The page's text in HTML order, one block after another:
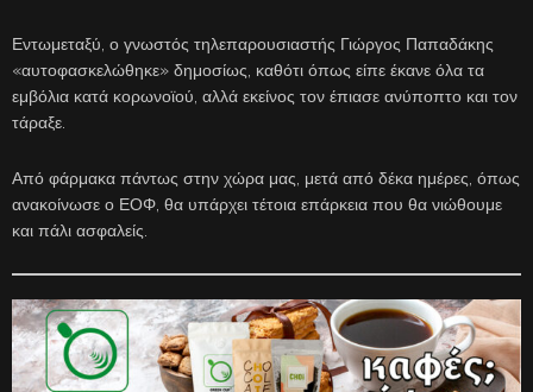
Εντωμεταξύ, ο γνωστός τηλεπαρουσιαστής Γιώργος Παπαδάκης
«αυτοφασκελώθηκε» δημοσίως, καθότι όπως είπε έκανε όλα τα
εμβόλια κατά κορωνοϊού, αλλά εκείνος τον έπιασε ανύποπτο και τον
τάραξε.
Από φάρμακα πάντως στην χώρα μας, μετά από δέκα ημέρες, όπως
ανακοίνωσε ο ΕΟΦ, θα υπάρχει τέτοια επάρκεια που θα νιώθουμε
και πάλι ασφαλείς.